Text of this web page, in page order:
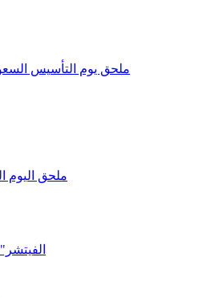
ملحق يوم التأسيس السعودي
ملحق اليوم